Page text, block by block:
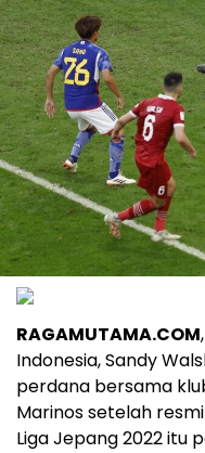
RAGAMUTAMA.COM
Indonesia, Sandy
perdana bersama
Marinos setelah
Liga Jepang 2022 itu